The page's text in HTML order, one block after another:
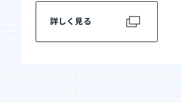
詳しく見る